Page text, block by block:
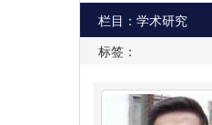
栏目：学术研究
标签：